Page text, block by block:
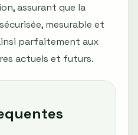
assurant que la
mesurable et
parfaitement aux
actuels et futurs.